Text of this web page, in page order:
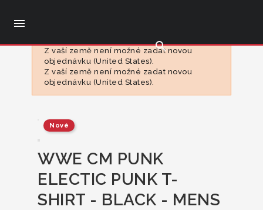

search
Z vaší země není možné zadat novou
objednávku (United States).
Z vaší země není možné zadat novou
objednávku (United States).
Nové
WWE CM PUNK
ELECTIC PUNK T-
SHIRT - BLACK - MENS